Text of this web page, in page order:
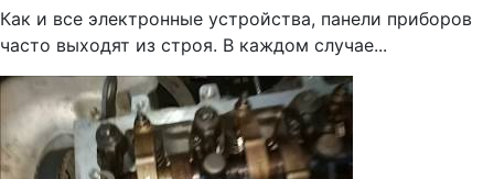
Как и все электронные устройства, панели приборов
часто выходят из строя. В каждом случае...